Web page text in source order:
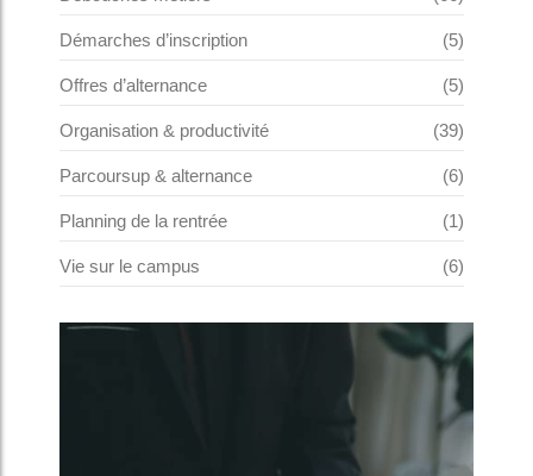
Démarches d’inscription (5)
Offres d’alternance (5)
Organisation & productivité (39)
Parcoursup & alternance (6)
Planning de la rentrée (1)
Vie sur le campus (6)